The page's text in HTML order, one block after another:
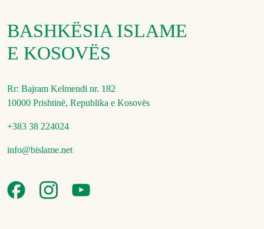
BASHKËSIA ISLAME
E KOSOVËS
Rr: Bajram Kelmendi nr. 182
10000 Prishtinë, Republika e Kosovës
+383 38 224024
info@bislame.net